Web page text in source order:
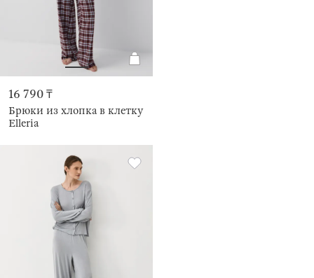
16 790 ₸
Брюки из хлопка в клетку
Elleria